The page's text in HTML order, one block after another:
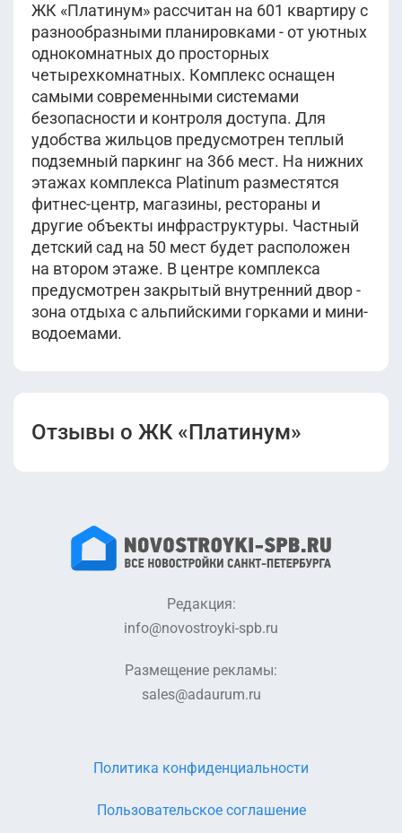
ЖК «Платинум» рассчитан на 601 квартиру с
разнообразными планировками - от уютных
однокомнатных до просторных
четырехкомнатных. Комплекс оснащен
самыми современными системами
безопасности и контроля доступа. Для
удобства жильцов предусмотрен теплый
подземный паркинг на 366 мест. На нижних
этажах комплекса Platinum разместятся
фитнес-центр, магазины, рестораны и
другие объекты инфраструктуры. Частный
детский сад на 50 мест будет расположен
на втором этаже. В центре комплекса
предусмотрен закрытый внутренний двор -
зона отдыха с альпийскими горками и мини-
водоемами.
Отзывы о ЖК «Платинум»
Редакция:
info@novostroyki-spb.ru
Размещение рекламы:
sales@adaurum.ru
Пользовательское соглашение
Политика конфиденциальности